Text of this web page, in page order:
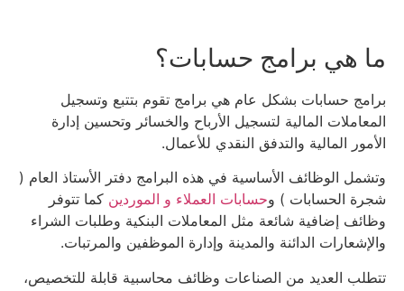
ما هي برامج حسابات؟
برامج حسابات بشكل عام هي برامج تقوم بتتبع وتسجيل
المعاملات المالية لتسجيل الأرباح والخسائر وتحسين إدارة
الأمور المالية والتدفق النقدي للأعمال.
وتشمل الوظائف الأساسية في هذه البرامج دفتر الأستاذ العام (
شجرة الحسابات ) وحسابات العملاء و الموردينكما تتوفر
وظائف إضافية شائعة مثل المعاملات البنكية وطلبات الشراء
والإشعارات الدائنة والمدينة وإدارة الموظفين والمرتبات.
تتطلب العديد من الصناعات وظائف محاسبية قابلة للتخصيص،